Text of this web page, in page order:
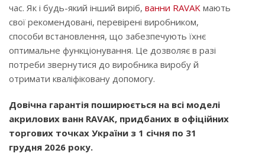
час. Як і будь-який інший виріб, ванни RAVAK мають
свої рекомендовані, перевірені виробником,
способи встановлення, що забезпечують їхнє
оптимальне функціонування. Це дозволяє в разі
потреби звернутися до виробника виробу й
отримати кваліфіковану допомогу.
Довічна гарантія поширюється на всі моделі
акрилових ванн RAVAK, придбаних в офіційних
торгових точках України з 1 січня по 31
грудня 2026 року.